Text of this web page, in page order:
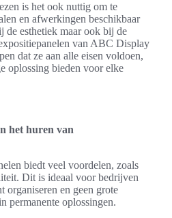
is het ook nuttig om te
en afwerkingen beschikbaar
esthetiek maar ook bij de
van ABC Display
dat ze aan alle eisen voldoen,
oplossing bieden voor elke
het huren van
biedt veel voordelen, zoals
Dit is ideaal voor bedrijven
organiseren en geen grote
permanente oplossingen.